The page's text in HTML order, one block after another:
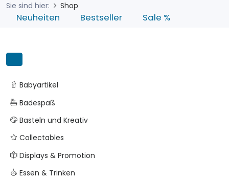
Sie sind hier: Shop
Neuheiten Bestseller Sale %
Babyartikel
Badespaß
Basteln und Kreativ
Collectables
Displays & Promotion
Essen & Trinken